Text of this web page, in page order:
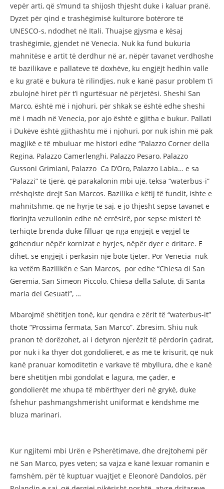
vepër arti, që s’mund ta shijosh thjesht duke i kaluar pranë.
Dyzet për qind e trashëgimisë kulturore botërore të
UNESCO-s, ndodhet në Itali. Thuajse gjysma e kësaj
trashëgimie, gjendet në Venecia. Nuk ka fund bukuria
mahnitëse e artit të derdhur në ar, nëpër tavanet verdhoshe
të bazilikave e pallateve të doxhëve, ku engjëjt hedhin valle
e ku gratë e bukura të rilindjes, nuk e kanë pasur problem t’i
zbulojnë hiret për t’i ngurtësuar në përjetësi. Sheshi San
Marco, është më i njohuri, për shkak se është edhe sheshi
më i madh në Venecia, por ajo është e gjitha e bukur. Pallati
i Dukëve është gjithashtu më i njohuri, por nuk ishin më pak
magjikë e të mbuluar me histori edhe “Palazzo Corner della
Regina, Palazzo Camerlenghi, Palazzo Pesaro, Palazzo
Gussoni Grimiani, Palazzo Ca D’Oro, Palazzo Labia… e sa
“Palazzi” të tjerë, që parakalonin mbi ujë, teksa “waterbus-i”
rrëshqiste drejt San Marcos. Bazilika e këtij të fundit, ishte e
mahnitshme, që në hyrje të saj, e jo thjesht sepse tavanet e
florinjta vezullonin edhe në errësirë, por sepse misteri të
tërhiqte brenda duke filluar që nga engjëjt e vegjël të
gdhendur nëpër kornizat e hyrjes, nëpër dyer e dritare. E
dihet, se engjëjt i përkasin një bote tjetër. Por Venecia nuk
ka vetëm Bazilikën e San Marcos, por edhe “Chiesa di San
Geremia, San Simeon Piccolo, Chiesa della Salute, di Santa
maria dei Gesuati”, …
Mbarojmë shëtitjen tonë, kur qendra e zërit të “waterbus-it”
thotë “Prossima fermata, San Marco”. Zbresim. Shiu nuk
pranon të dorëzohet, ai i detyron njerëzit të përdorin çadrat,
por nuk i ka thyer dot gondolierët, e as më të krisurit, që nuk
kanë pranuar komoditetin e varkave të mbyllura, dhe e kanë
bërë shëtitjen mbi gondolat e lagura, me çadër, e
gondolierët me xhupa të mbërthyer deri në grykë, duke
fshehur pashmangshmërisht uniformat e këndshme me
bluza marinari.
Kur ngjitemi mbi Urën e Psherëtimave, dhe drejtohemi për
në San Marco, pyes veten; sa vajza e kanë lexuar romanin e
famshëm, për të kuptuar vuajtjet e Eleonorë Dandolos, për